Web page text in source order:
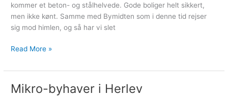
kommer et beton- og stålhelvede. Gode boliger helt sikkert,
men ikke kønt. Samme med Bymidten som i denne tid rejser
sig mod himlen, og så har vi slet
Når
går
gevind
Read More »
Mikro-byhaver i Herlev